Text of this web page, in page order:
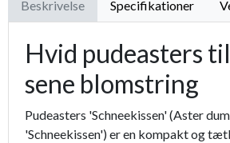
Beskrivelse Specifikationer
Hvid pudeasters
sene blomstring
Pudeasters 'Schneekissen' (Aster
'Schneekissen') er en kompakt og